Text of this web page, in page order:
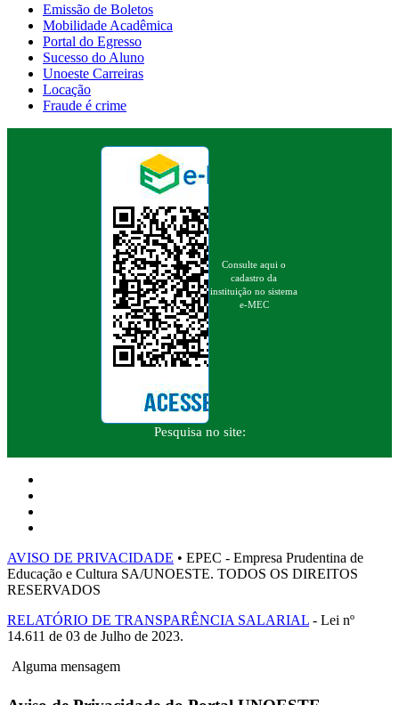
Emissão de Boletos
Mobilidade Acadêmica
Portal do Egresso
Sucesso do Aluno
Unoeste Carreiras
Locação
Fraude é crime
Consulte aqui o
cadastro da
instituição no sistema
e-MEC
Pesquisa no site:
AVISO DE PRIVACIDADE • EPEC - Empresa Prudentina de
Educação e Cultura SA/UNOESTE. TODOS OS DIREITOS
RESERVADOS
RELATÓRIO DE TRANSPARÊNCIA SALARIAL - Lei nº
14.611 de 03 de Julho de 2023.
Alguma mensagem